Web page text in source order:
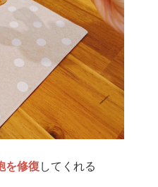
を修復してくれる